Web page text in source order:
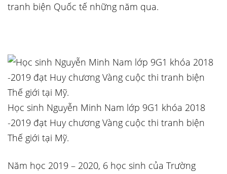
tranh biện Quốc tế những năm qua.
Học sinh Nguyễn Minh Nam lớp 9G1 khóa 2018
-2019 đạt Huy chương Vàng cuộc thi tranh biện
Thế giới tại Mỹ.
Năm học 2019 – 2020, 6 học sinh của Trường